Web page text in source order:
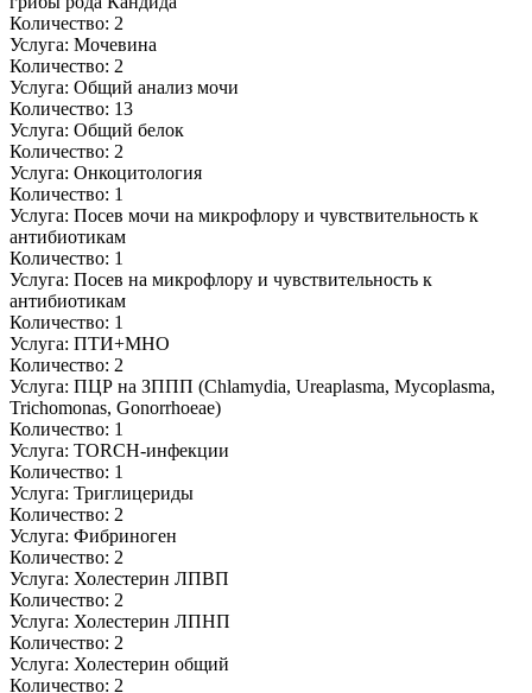
Количество: 2
Услуга: Мочевина
Количество: 2
Услуга: Общий анализ мочи
Количество: 13
Услуга: Общий белок
Количество: 2
Услуга: Онкоцитология
Количество: 1
Услуга: Посев мочи на микрофлору и чувствительность к
антибиотикам
Количество: 1
Услуга: Посев на микрофлору и чувствительность к
антибиотикам
Количество: 1
Услуга: ПТИ+МНО
Количество: 2
Услуга: ПЦР на ЗППП (Chlamydia, Ureaplasma, Mycoplasma,
Trichomonas, Gonorrhoeae)
Количество: 1
Услуга: ТОRCH-инфекции
Количество: 1
Услуга: Триглицериды
Количество: 2
Услуга: Фибриноген
Количество: 2
Услуга: Холестерин ЛПВП
Количество: 2
Услуга: Холестерин ЛПНП
Количество: 2
Услуга: Холестерин общий
Количество: 2